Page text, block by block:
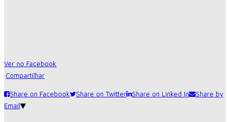
Ver no Facebook
·Compartilhar
Share on Facebook Share on Twitter Share on Linked In
Share by
Email